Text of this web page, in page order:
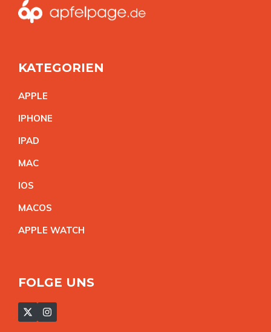
KATEGORIEN
APPLE
IPHONE
IPAD
MAC
IOS
MACOS
APPLE WATCH
FOLGE UNS